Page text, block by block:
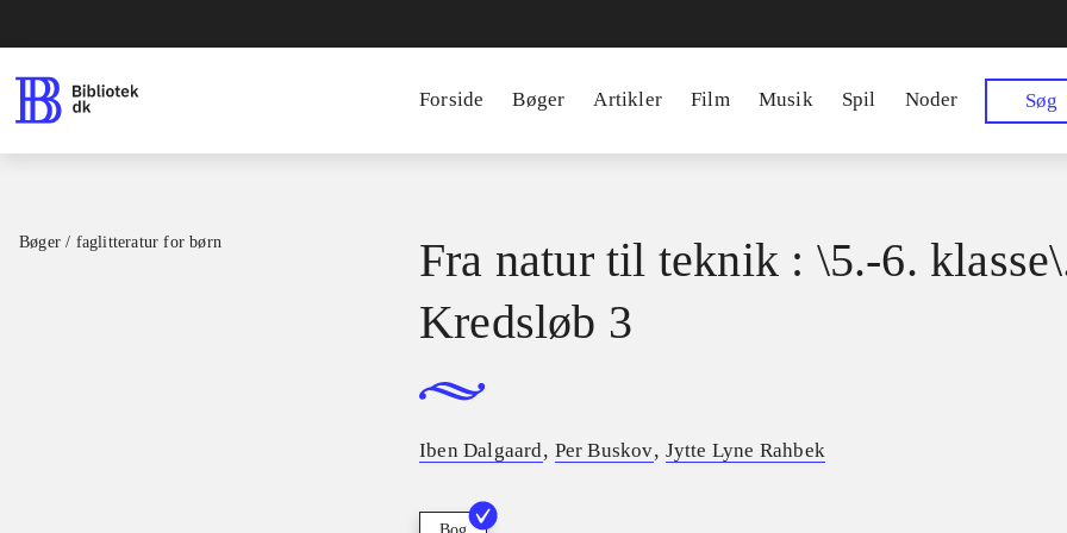
Forside Bøger Artikler Film Musik Spil Noder Søg
Bøger / faglitteratur for børn
Fra natur til teknik : \5.-6.
Kredsløb 3
Iben Dalgaard, Per Buskov, Jytte Lyne Rahbek